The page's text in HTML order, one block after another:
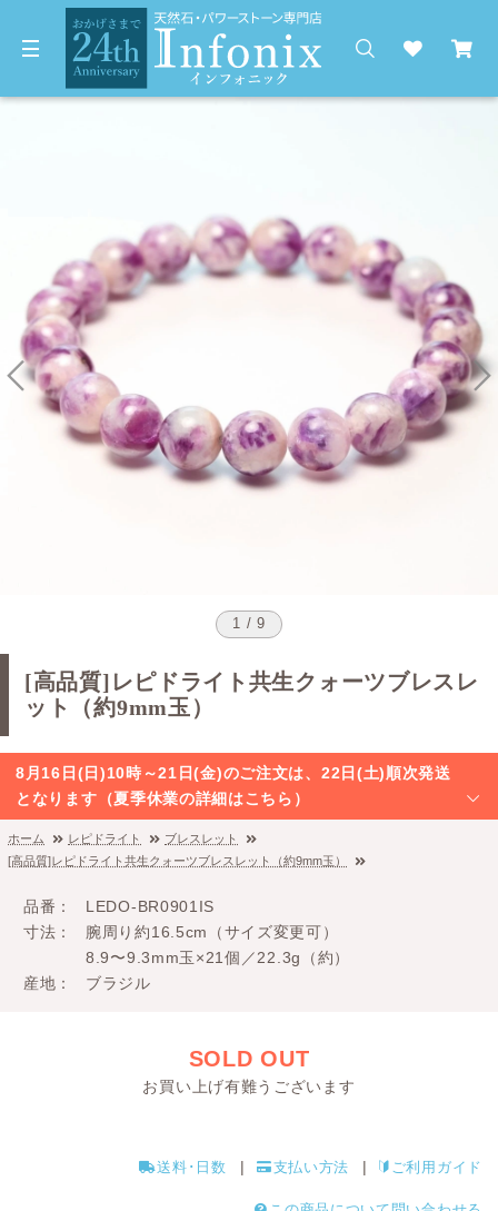
1 / 9
[高品質]レピドライト共生クォーツブレスレ
ット（約9mm玉）
8月16日(日)10時～21日(金)のご注文は、22日(土)順次発送
となります（夏季休業の詳細はこちら）
ホーム レピドライト
ブレスレット
[高品質]レピドライト共生クォーツブレスレット（約9mm玉）
品番
LEDO-BR0901IS
寸法
腕周り約16.5cm（サイズ変更可）
8.9〜9.3mm玉×21個／22.3g（約）
産地
ブラジル
SOLD OUT
お買い上げ有難うございます
送料･日数 支払い方法 ご利用ガイド